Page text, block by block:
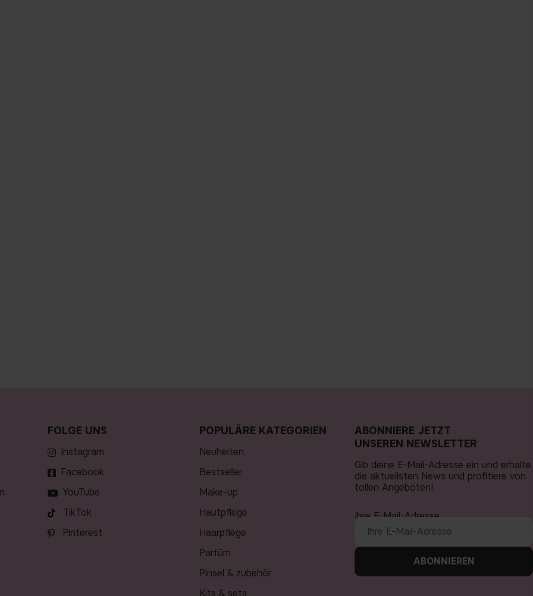
FOLGE UNS
Instagram
Facebook
YouTube
TikTok
Pinterest
POPULÄRE KATEGORIEN
neuheiten
bestseller
make-up
hautpflege
haarpflege
parfüm
pinsel & zubehör
kits & sets
ABONNIERE JETZT
UNSEREN NEWSLETTER
Gib deine E-Mail-Adresse ein und erhalte
die aktuellsten News und profitiere von
tollen Angeboten!
Ihre E-Mail-Adresse
ABONNIEREN